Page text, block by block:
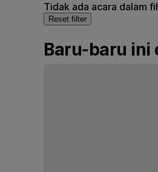
Tidak ada acara dalam
Reset filter
Baru-baru ini